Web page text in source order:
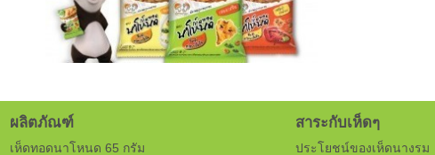
ผลิตภัณฑ์
เห็ดทอดนาโหนด 65 กรัม
สาระกับเห็ดๆ
ประโยชน์ของเห็ดนางรม